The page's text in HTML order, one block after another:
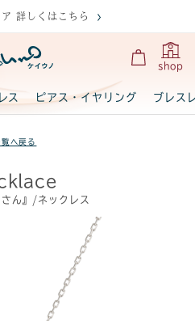
詳しくはこちら
shop
ス ピアス・イヤリング ブレス
覧へ戻る
さん』/ネックレス